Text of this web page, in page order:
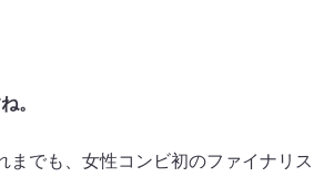
。
でも、女性コンビ初のファイナリス